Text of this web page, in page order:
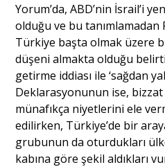
Yorum’da, ABD’nin İsrail’i
olduğu ve bu
Türkiye başta olmak üzere
düşeni almakta olduğu
getirme iddiası ile ‘sağdan
Deklarasyonunun ise,
münafıkça niyetlerini ele
edilirken, Türkiye’de bir
grubunun da oturdukları
kabına göre şekil aldıkları